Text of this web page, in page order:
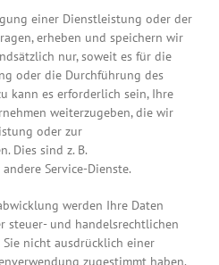
einer Dienstleistung oder der
erheben und speichern wir
nur, soweit es für die
oder die Durchführung des
kann es erforderlich sein, Ihre
weiterzugeben, die wir
oder zur
Dies sind z. B.
Service-Dienste.
werden Ihre Daten
steuer- und handelsrechtlichen
nicht ausdrücklich einer
zugestimmt haben.